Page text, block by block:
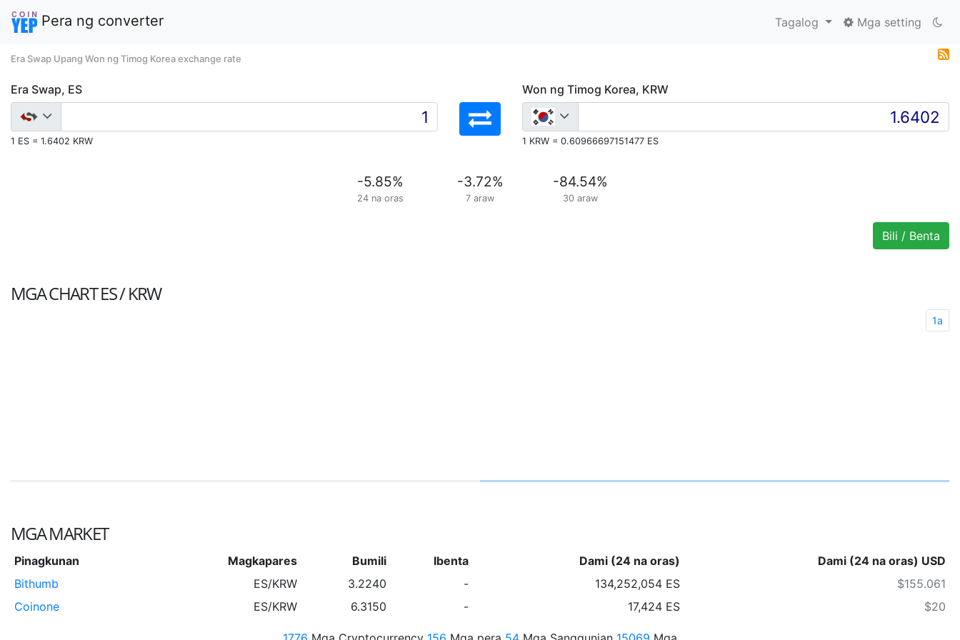
Pera ng converter Tagalog Mga setting
Era Swap Upang Won ng Timog Korea exchange rate
Era Swap, ES
1 ES = 1.6402 KRW
Won ng Timog Korea, KRW
1 KRW = 0.60966697151477 ES
-5.85%
24 na oras
-3.72%
7 araw
-84.54%
30 araw
Bili / Benta
MGA CHARTES / KRW
1a
MGA MARKET
Pinagkunan Magkapares Bumili Ibenta Dami (24 na oras)
Dami (24 na oras) USD
Bithumb
ES/KRW 3.2240 - 134,252,054 ES
$155.061
Coinone
ES/KRW 6.3150 - 17,424 ES $20